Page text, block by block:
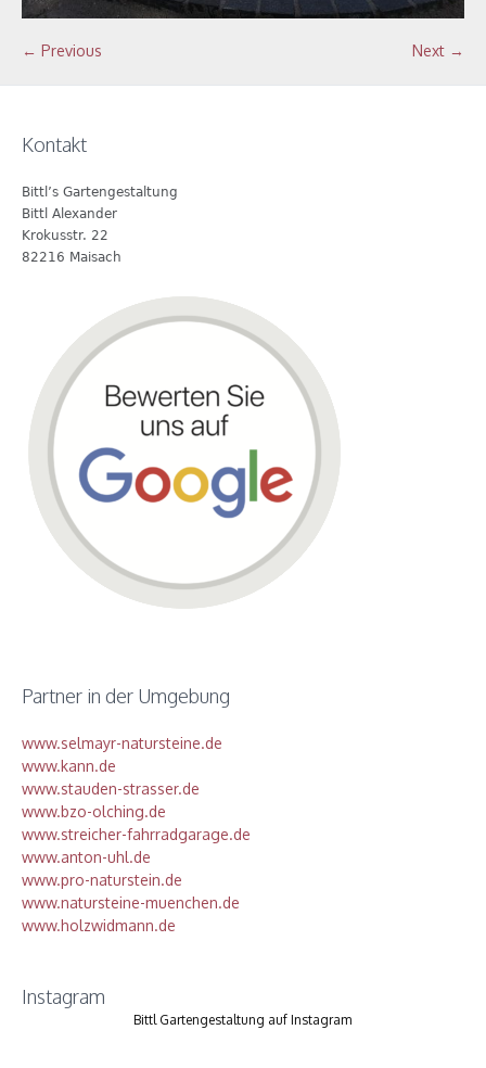
← Previous Next →
Kontakt
Bittl’s Gartengestaltung
Bittl Alexander
Krokusstr. 22
82216 Maisach
Partner in der Umgebung
www.selmayr-natursteine.de
www.kann.de
www.stauden-strasser.de
www.bzo-olching.de
www.streicher-fahrradgarage.de
www.anton-uhl.de
www.pro-naturstein.de
www.natursteine-muenchen.de
www.holzwidmann.de
Instagram
Bittl Gartengestaltung auf Instagram